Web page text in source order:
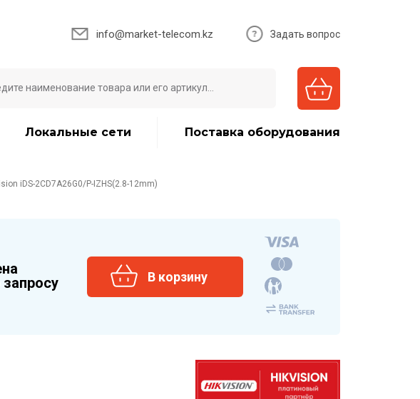
info@market-telecom.kz Задать вопрос
Локальные сети Поставка оборудования
iDS-2CD7A26G0/P-IZHS(2.8-12mm)
запросу